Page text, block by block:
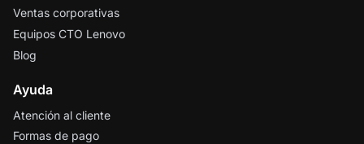
Ventas corporativas
Equipos CTO Lenovo
Blog
Ayuda
Atención al cliente
Formas de pago